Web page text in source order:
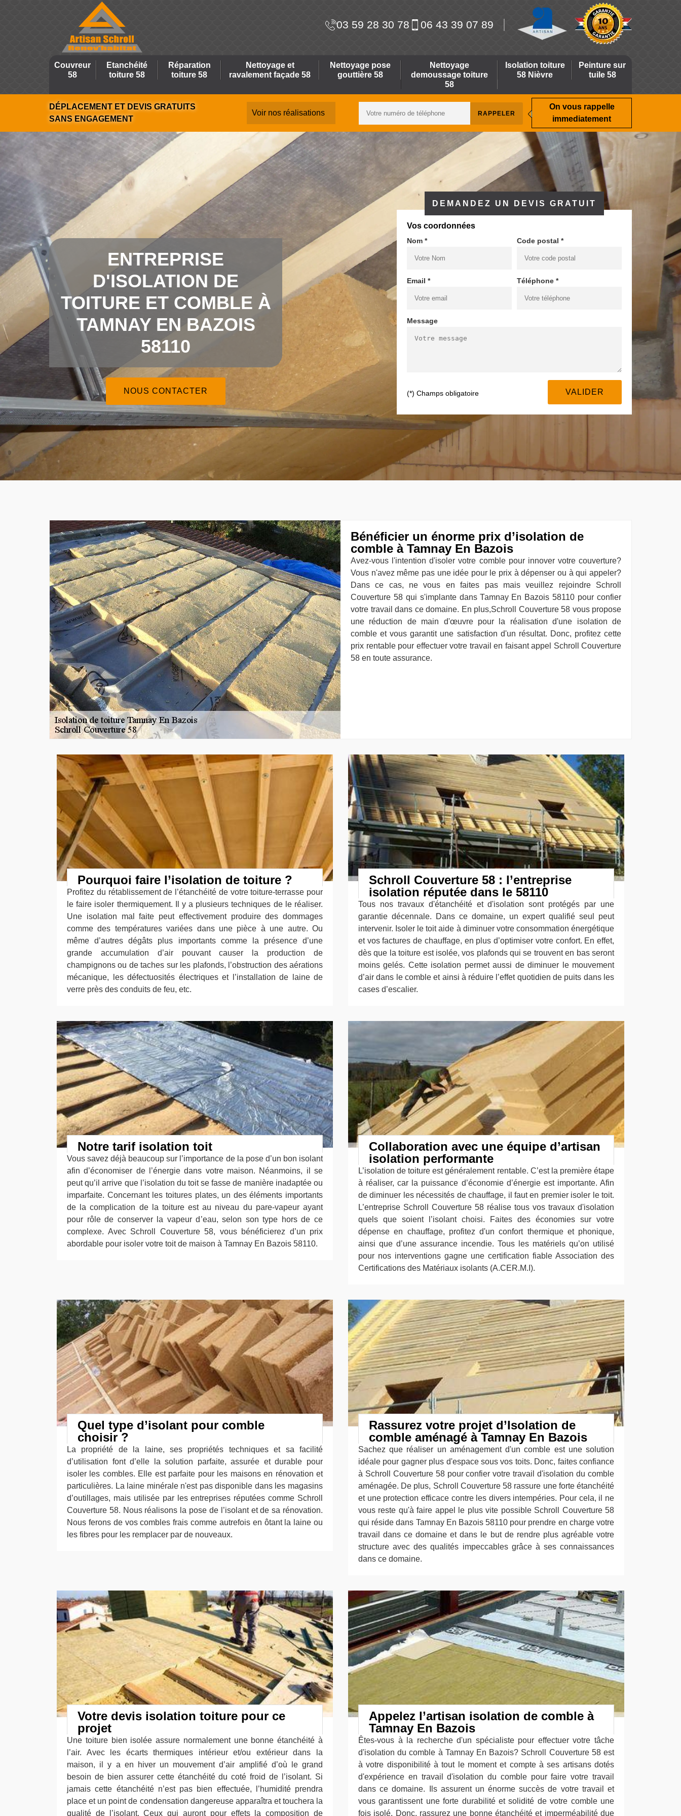
03 59 28 30 78 06 43 39 07 89
Couvreur
58
Etanchéité
toiture 58
Réparation
toiture 58
Nettoyage et
ravalement façade 58
Nettoyage pose
gouttière 58
Nettoyage
demoussage toiture
58
Isolation toiture
58 Nièvre
Peinture sur
tuile 58
DÉPLACEMENT ET DEVIS GRATUITS
SANS ENGAGEMENT
Voir nos réalisations
On vous rappelle
immediatement
ENTREPRISE
D'ISOLATION DE
TOITURE ET COMBLE À
TAMNAY EN BAZOIS
58110
NOUS CONTACTER
DEMANDEZ UN DEVIS GRATUIT
Vos coordonnées
Nom * Code postal *
Email * Téléphone *
Message
(*) Champs obligatoire
Bénéficier un énorme prix d’isolation de
comble à Tamnay En Bazois
Avez-vous l'intention d'isoler votre comble pour innover votre couverture?
Vous n'avez même pas une idée pour le prix à dépenser ou à qui appeler?
Dans ce cas, ne vous en faites pas mais veuillez rejoindre Schroll
Couverture 58 qui s'implante dans Tamnay En Bazois 58110 pour confier
votre travail dans ce domaine. En plus,Schroll Couverture 58 vous propose
une réduction de main d'œuvre pour la réalisation d'une isolation de
comble et vous garantit une satisfaction d'un résultat. Donc, profitez cette
prix rentable pour effectuer votre travail en faisant appel Schroll Couverture
58 en toute assurance.
Pourquoi faire l’isolation de toiture ?
Profitez du rétablissement de l’étanchéité de votre toiture-terrasse pour
le faire isoler thermiquement. Il y a plusieurs techniques de le réaliser.
Une isolation mal faite peut effectivement produire des dommages
comme des températures variées dans une pièce à une autre. Ou
même d’autres dégâts plus importants comme la présence d’une
grande accumulation d’air pouvant causer la production de
champignons ou de taches sur les plafonds, l’obstruction des aérations
mécanique, les défectuosités électriques et l’installation de laine de
verre près des conduits de feu, etc.
Schroll Couverture 58 : l’entreprise
isolation réputée dans le 58110
Tous nos travaux d'étanchéité et d'isolation sont protégés par une
garantie décennale. Dans ce domaine, un expert qualifié seul peut
intervenir. Isoler le toit aide à diminuer votre consommation énergétique
et vos factures de chauffage, en plus d’optimiser votre confort. En effet,
dès que la toiture est isolée, vos plafonds qui se trouvent en bas seront
moins gelés. Cette isolation permet aussi de diminuer le mouvement
d’air dans le comble et ainsi à réduire l’effet quotidien de puits dans les
cases d’escalier.
Notre tarif isolation toit
Vous savez déjà beaucoup sur l’importance de la pose d’un bon isolant
afin d’économiser de l’énergie dans votre maison. Néanmoins, il se
peut qu’il arrive que l’isolation du toit se fasse de manière inadaptée ou
imparfaite. Concernant les toitures plates, un des éléments importants
de la complication de la toiture est au niveau du pare-vapeur ayant
pour rôle de conserver la vapeur d’eau, selon son type hors de ce
complexe. Avec Schroll Couverture 58, vous bénéficierez d’un prix
abordable pour isoler votre toit de maison à Tamnay En Bazois 58110.
Collaboration avec une équipe d’artisan
isolation performante
L’isolation de toiture est généralement rentable. C’est la première étape
à réaliser, car la puissance d’économie d’énergie est importante. Afin
de diminuer les nécessités de chauffage, il faut en premier isoler le toit.
L’entreprise Schroll Couverture 58 réalise tous vos travaux d'isolation
quels que soient l’isolant choisi. Faites des économies sur votre
dépense en chauffage, profitez d'un confort thermique et phonique,
ainsi que d’une assurance incendie. Tous les matériels qu’on utilisé
pour nos interventions gagne une certification fiable Association des
Certifications des Matériaux isolants (A.CER.M.I).
Quel type d’isolant pour comble
choisir ?
La propriété de la laine, ses propriétés techniques et sa facilité
d’utilisation font d’elle la solution parfaite, assurée et durable pour
isoler les combles. Elle est parfaite pour les maisons en rénovation et
particulières. La laine minérale n'est pas disponible dans les magasins
d’outillages, mais utilisée par les entreprises réputées comme Schroll
Couverture 58. Nous réalisons la pose de l’isolant et de sa rénovation.
Nous ferons de vos combles frais comme autrefois en ôtant la laine ou
les fibres pour les remplacer par de nouveaux.
Rassurez votre projet d’Isolation de
comble aménagé à Tamnay En Bazois
Sachez que réaliser un aménagement d'un comble est une solution
idéale pour gagner plus d'espace sous vos toits. Donc, faites confiance
à Schroll Couverture 58 pour confier votre travail d'isolation du comble
aménagée. De plus, Schroll Couverture 58 rassure une forte étanchéité
et une protection efficace contre les divers intempéries. Pour cela, il ne
vous reste qu'à faire appel le plus vite possible Schroll Couverture 58
qui réside dans Tamnay En Bazois 58110 pour prendre en charge votre
travail dans ce domaine et dans le but de rendre plus agréable votre
structure avec des qualités impeccables grâce à ses connaissances
dans ce domaine.
Votre devis isolation toiture pour ce
projet
Une toiture bien isolée assure normalement une bonne étanchéité à
l’air. Avec les écarts thermiques intérieur et/ou extérieur dans la
maison, il y a en hiver un mouvement d’air amplifié d’où le grand
besoin de bien assurer cette étanchéité du coté froid de l’isolant. Si
jamais cette étanchéité n’est pas bien effectuée, l’humidité prendra
place et un point de condensation dangereuse apparaîtra et touchera la
qualité de l’isolant. Ceux qui auront pour effets la composition de
Appelez l’artisan isolation de comble à
Tamnay En Bazois
Êtes-vous à la recherche d'un spécialiste pour effectuer votre tâche
d'isolation du comble à Tamnay En Bazois? Schroll Couverture 58 est
à votre disponibilité à tout le moment et compte à ses artisans dotés
d'expérience en travail d'isolation du comble pour faire votre travail
dans ce domaine. Ils assurent un énorme succès de votre travail et
vous garantissent une forte durabilité et solidité de votre comble une
fois isolé. Donc, rassurez une bonne étanchéité et imperméabilité due